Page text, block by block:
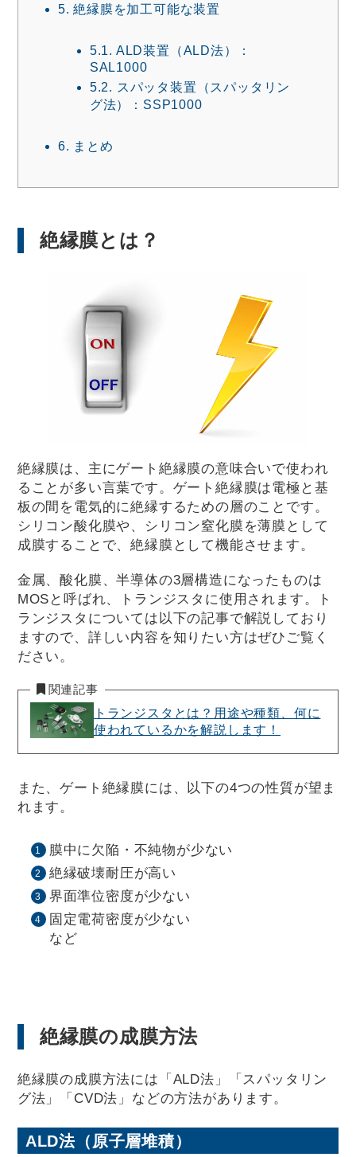
5. 絶縁膜を加工可能な装置
5.1. ALD装置（ALD法）：
SAL1000
5.2. スパッタ装置（スパッタリン
グ法）：SSP1000
6. まとめ
絶縁膜とは？
絶縁膜は、主にゲート絶縁膜の意味合いで使われ
ることが多い言葉です。ゲート絶縁膜は電極と基
板の間を電気的に絶縁するための層のことです。
シリコン酸化膜や、シリコン窒化膜を薄膜として
成膜することで、絶縁膜として機能させます。
金属、酸化膜、半導体の3層構造になったものは
MOSと呼ばれ、トランジスタに使用されます。ト
ランジスタについては以下の記事で解説しており
ますので、詳しい内容を知りたい方はぜひご覧く
ださい。
関連記事
トランジスタとは？用途や種類、何に
使われているかを解説します！
また、ゲート絶縁膜には、以下の4つの性質が望ま
れます。
膜中に欠陥・不純物が少ない
絶縁破壊耐圧が高い
界面準位密度が少ない
固定電荷密度が少ない
など
絶縁膜の成膜方法
絶縁膜の成膜方法には「ALD法」「スパッタリン
グ法」「CVD法」などの方法があります。
ALD法（原子層堆積）